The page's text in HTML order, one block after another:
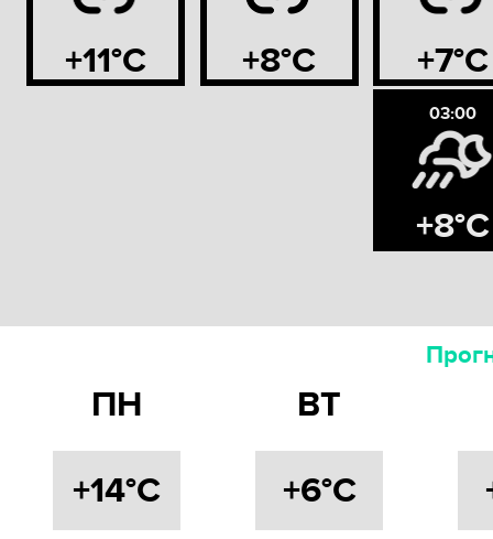
+11°C +8°C +7°C
03:00
+8°C
ПН
+14°C
ВТ
+6°C